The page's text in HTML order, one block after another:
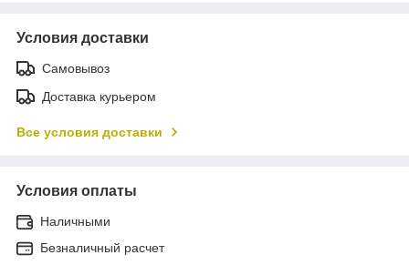
Условия доставки
Самовывоз
Доставка курьером
Все условия доставки
Условия оплаты
Наличными
Безналичный расчет